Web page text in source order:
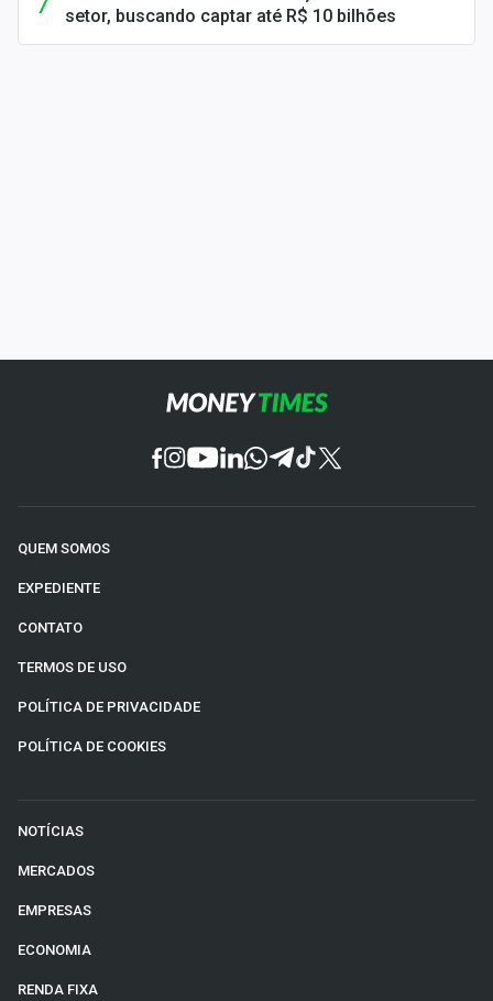
setor, buscando captar até R$ 10 bilhões
QUEM SOMOS
EXPEDIENTE
CONTATO
TERMOS DE USO
POLÍTICA DE PRIVACIDADE
POLÍTICA DE COOKIES
NOTÍCIAS
MERCADOS
EMPRESAS
ECONOMIA
RENDA FIXA